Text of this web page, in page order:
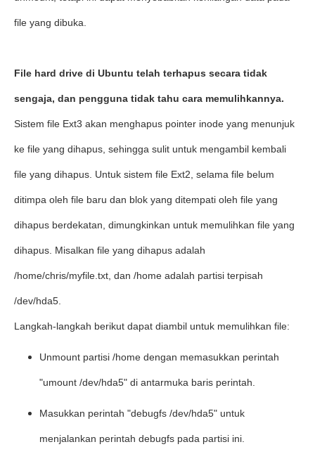
file yang dibuka.
File hard drive di Ubuntu telah terhapus secara tidak
sengaja, dan pengguna tidak tahu cara memulihkannya.
Sistem file Ext3 akan menghapus pointer inode yang menunjuk
ke file yang dihapus, sehingga sulit untuk mengambil kembali
file yang dihapus. Untuk sistem file Ext2, selama file belum
ditimpa oleh file baru dan blok yang ditempati oleh file yang
dihapus berdekatan, dimungkinkan untuk memulihkan file yang
dihapus. Misalkan file yang dihapus adalah
/home/chris/myfile.txt, dan /home adalah partisi terpisah
/dev/hda5.
Langkah-langkah berikut dapat diambil untuk memulihkan file:
Unmount partisi /home dengan memasukkan perintah
"umount /dev/hda5" di antarmuka baris perintah.
Masukkan perintah "debugfs /dev/hda5" untuk
menjalankan perintah debugfs pada partisi ini.